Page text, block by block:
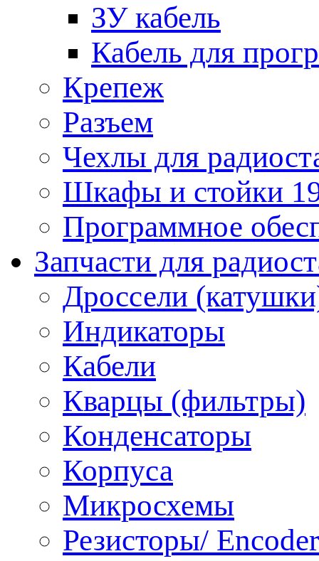
ЗУ кабель
Кабель для
Крепеж
Разъем
Чехлы для
Шкафы и стойки
Программное
Запчасти для
Дроссели
Индикаторы
Кабели
Кварцы (фильтры)
Конденсаторы
Корпуса
Микросхемы
Резисторы/ Encoder